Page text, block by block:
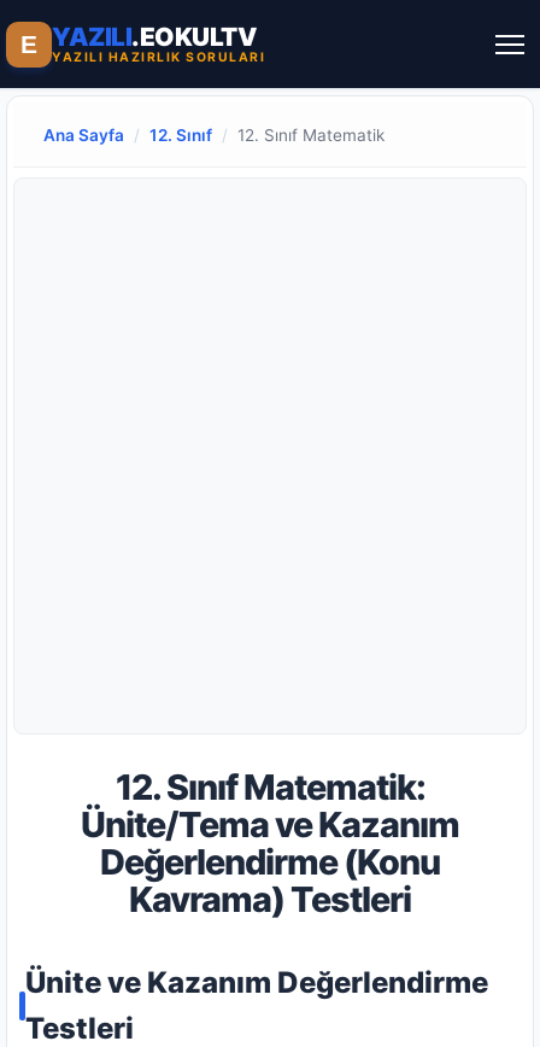
E YAZILI.EOKULTV
YAZILI HAZIRLIK SORULARI
Ana Sayfa / 12. Sınıf / 12. Sınıf Matematik
12. Sınıf Matematik:
Ünite/Tema ve Kazanım
Değerlendirme (Konu
Kavrama) Testleri
Ünite ve Kazanım Değerlendirme
Testleri